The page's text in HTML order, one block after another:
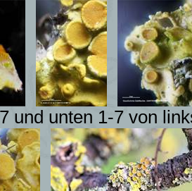
und unten 1-7 von